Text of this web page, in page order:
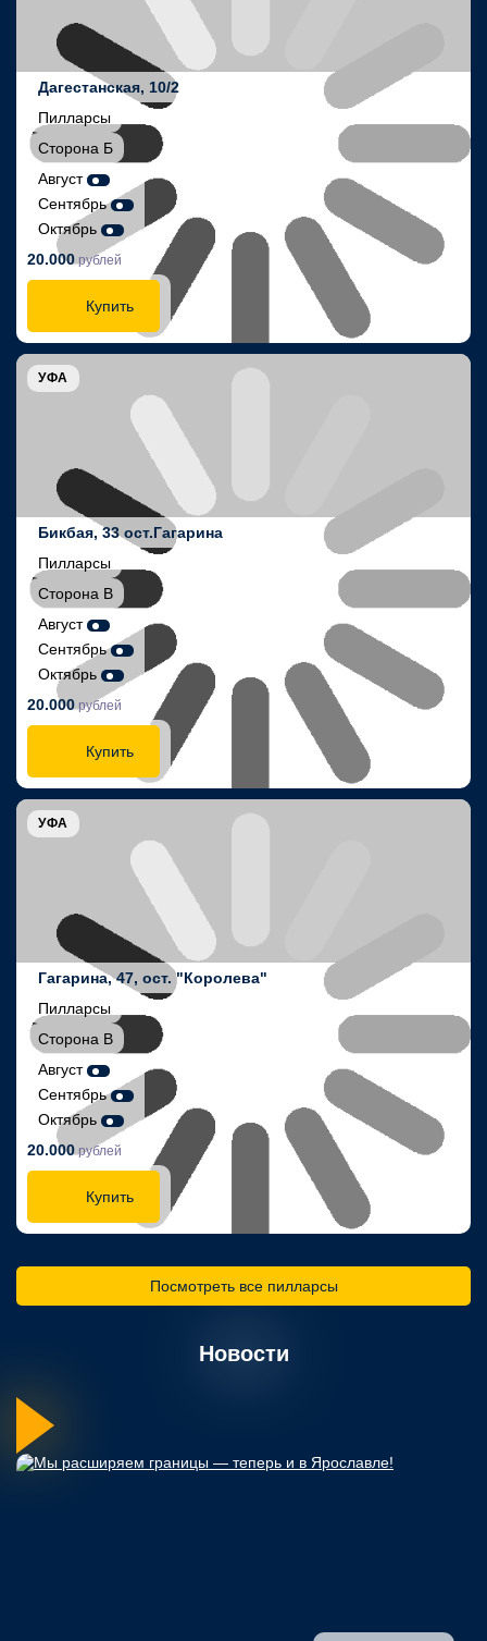
Дагестанская, 10/2
Пилларсы
Сторона Б
Август
Сентябрь
Октябрь
20.000рублей
Купить
УФА
Бикбая, 33 ост.Гагарина
Пилларсы
Сторона В
Август
Сентябрь
Октябрь
20.000рублей
Купить
УФА
Гагарина, 47, ост. "Королева"
Пилларсы
Сторона В
Август
Сентябрь
Октябрь
20.000рублей
Купить
Посмотреть все пилларсы
Новости